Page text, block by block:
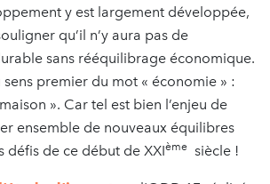
y est largement développée,
qu’il n’y aura pas de
sans rééquilibrage économique.
sens premier du mot « économie » :
». Car tel est bien l’enjeu de
ensemble de nouveaux équilibres
défis de ce début de XXIème siècle !